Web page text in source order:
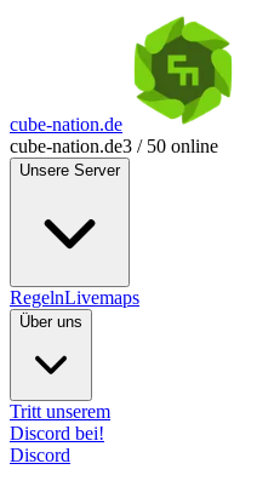
cube-nation.de
cube-nation.de3 / 50 online
Unsere Server
RegelnLivemaps
Über uns
Tritt unserem
Discord bei!
Discord